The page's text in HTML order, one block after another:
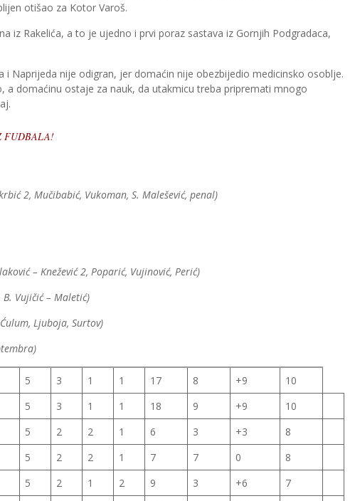
otišao za Kotor Varoš.
iz Rakelića, a to je ujedno i prvi poraz sastava iz Gornjih Podgradaca,
i Naprijeda nije odigran, jer domaćin nije obezbijedio medicinsko osoblje.
a domaćinu ostaje za nauk, da utakmicu treba pripremati mnogo
FUDBALA!
2, Mučibabić, Vukoman, S. Malešević, penal)
– Knežević 2, Poparić, Vujinović, Perić)
B. Vujičić – Maletić)
Ljuboja, Surtov)
5 3 1 1 17 8 +9
10
5 3 1 1 18 9 +9
10
5 2 2 1 6 3 +3
8
5 2 2 1 7 7 0
8
5 2 1 2 9 3 +6
7